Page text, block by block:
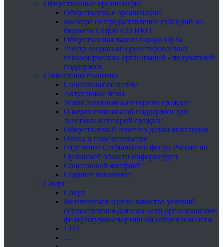
Общественные организации
Общественные организации
Конкурс на предоставление субсидий из
бюджета г. Орла СО НКО
Общественная палата города Орла
Реестр социально ориентированных
некоммерческих организаций - получателей
поддержки
Социальная политика
Социальная политика
Актуальные темы
Земля льготным категориям граждан
О мерах социальной поддержки для
льготных категорий граждан
Общественный совет по делам инвалидов
Опека и попечительство
Отделение Социального фонда России по
Орловской области информирует
Социальный контракт
Старшее поколение
Спорт
Спорт
Независимая оценка качества условий
осуществления деятельности организациями
физкультурно-спортивной направленности
ГТО
.....